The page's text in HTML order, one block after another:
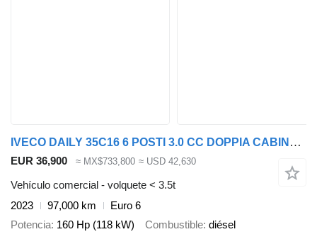
IVECO DAILY 35C16 6 POSTI 3.0 CC DOPPIA CABINA RIBALTABILE
EUR 36,900 ≈ MX$733,800 ≈ USD 42,630
Vehículo comercial - volquete < 3.5t
2023
97,000 km
Euro 6
Potencia 160 Hp (118 kW) Combustible diésel